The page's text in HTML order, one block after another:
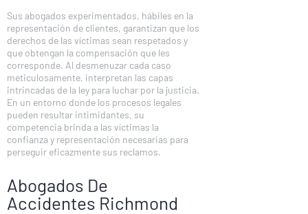
Sus abogados experimentados, hábiles en la
representación de clientes, garantizan que los
derechos de las víctimas sean respetados y
que obtengan la compensación que les
corresponde. Al desmenuzar cada caso
meticulosamente, interpretan las capas
intrincadas de la ley para luchar por la justicia.
En un entorno donde los procesos legales
pueden resultar intimidantes, su
competencia brinda a las víctimas la
confianza y representación necesarias para
perseguir eficazmente sus reclamos.
Abogados De
Accidentes Richmond